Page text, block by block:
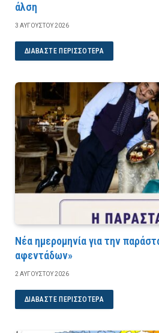
άλση
3 ΑΥΓΟΎΣΤΟΥ 2026
ΔΙΑΒΆΣΤΕ ΠΕΡΙΣΣΌΤΕΡΑ
Νέα ημερομηνία για την
αφεντάδων»
2 ΑΥΓΟΎΣΤΟΥ 2026
ΔΙΑΒΆΣΤΕ ΠΕΡΙΣΣΌΤΕΡΑ